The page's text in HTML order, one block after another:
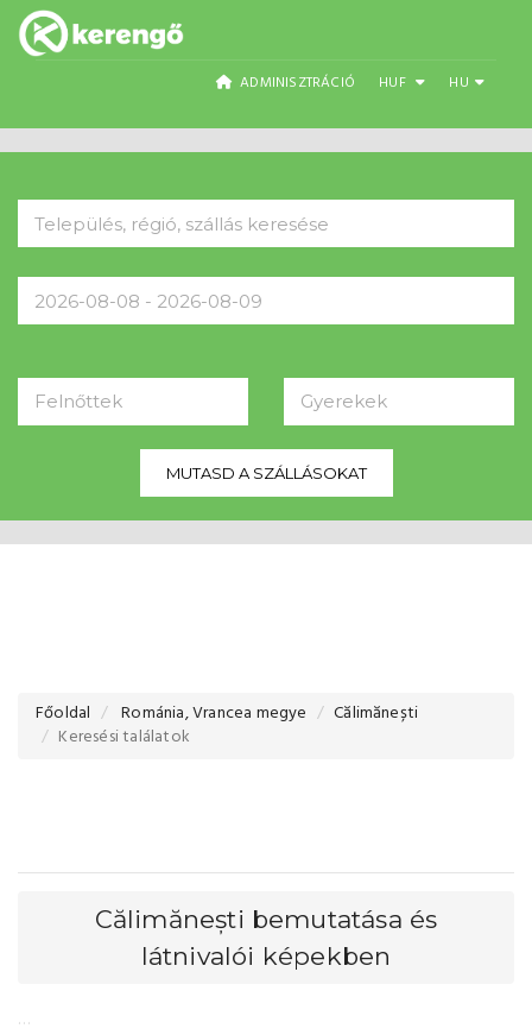
ADMINISZTRÁCIÓ HUF HU
Felnőttek Gyerekek
MUTASD A SZÁLLÁSOKAT
Főoldal Románia, Vrancea megye
Călimănești
Keresési találatok
Călimănești bemutatása és
látnivalói képekben
…